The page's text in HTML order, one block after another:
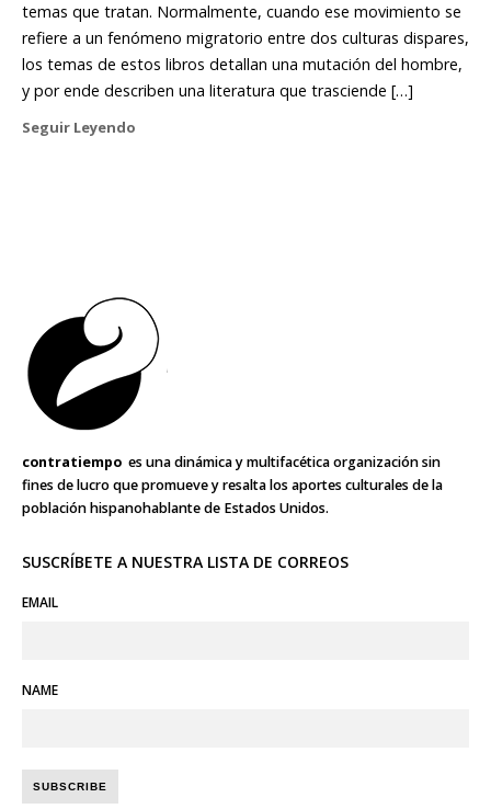
temas que tratan. Normalmente, cuando ese movimiento se
refiere a un fenómeno migratorio entre dos culturas dispares,
los temas de estos libros detallan una mutación del hombre,
y por ende describen una literatura que trasciende […]
Seguir Leyendo
contratiempo es una dinámica y multifacética organización sin
fines de lucro que promueve y resalta los aportes culturales de la
población hispanohablante de Estados Unidos.
SUSCRÍBETE A NUESTRA LISTA DE CORREOS
EMAIL
NAME